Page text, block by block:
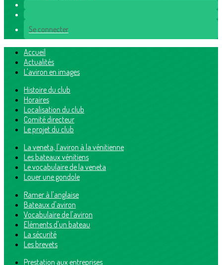
Se connecter
Accueil
Actualités
L'aviron en images
Histoire du club
Horaires
Localisation du club
Comité directeur
Le projet du club
La veneta, l'aviron à la vénitienne
Les bateaux vénitiens
Le vocabulaire de la veneta
Louer une gondole
Ramer à l'anglaise
Bateaux d'aviron
Vocabulaire de l'aviron
Eléments d'un bateau
La sécurité
Les brevets
Prestation aux entreprises